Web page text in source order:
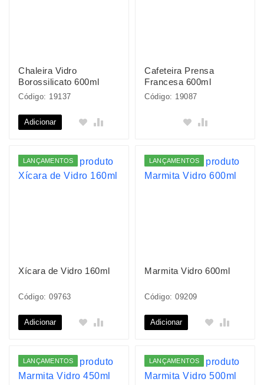
Chaleira Vidro
Borossilicato 600ml
Código: 19137
Adicionar
Cafeteira Prensa
Francesa 600ml
Código: 19087
LANÇAMENTOS
Xícara de Vidro 160ml
Código: 09763
Adicionar
LANÇAMENTOS
Marmita Vidro 600ml
Código: 09209
Adicionar
LANÇAMENTOS LANÇAMENTOS